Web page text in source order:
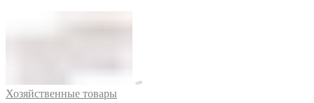
Хозяйственные товары